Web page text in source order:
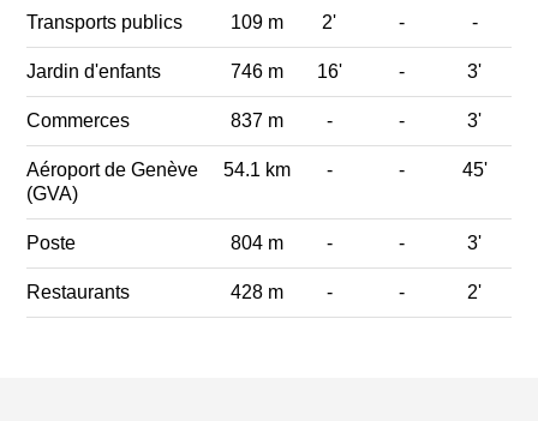
Transports publics 109 m 2' - -
Jardin d'enfants 746 m 16' - 3'
Commerces 837 m - - 3'
Aéroport de Genève
(GVA)
54.1 km - - 45'
Poste 804 m - - 3'
Restaurants 428 m - - 2'